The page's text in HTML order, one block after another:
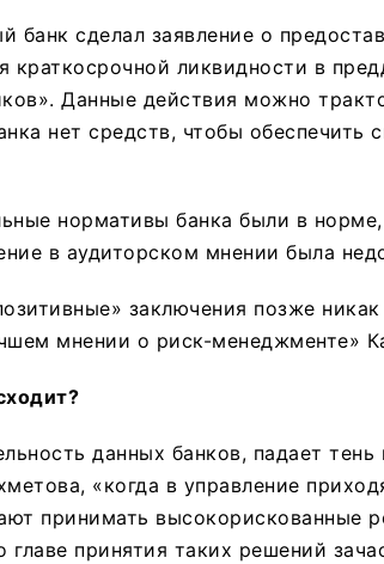
банк сделал заявление о
краткосрочной ликвидности в
Данные действия можно
нет средств, чтобы обеспечить
нормативы банка были в
в аудиторском мнении была
заключения позже
мнении о риск-менеджменте»
данных банков, падает тень
«когда в управление
принимать высокорискованные
главе принятия таких решений